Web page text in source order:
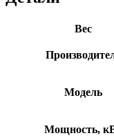
Вес
Модель
Мощность,